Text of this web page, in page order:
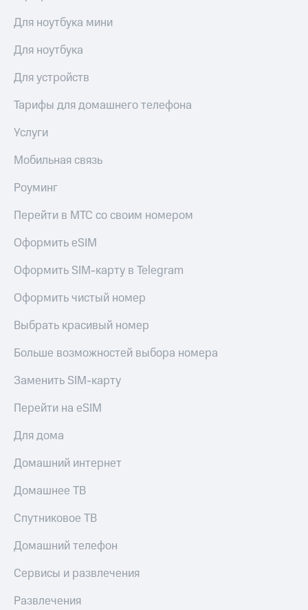
Для ноутбука мини
Для ноутбука
Для устройств
Тарифы для домашнего телефона
Услуги
Мобильная связь
Роуминг
Перейти в МТС со своим номером
Оформить eSIM
Оформить SIM-карту в Telegram
Оформить чистый номер
Выбрать красивый номер
Больше возможностей выбора номера
Заменить SIM-карту
Перейти на eSIM
Для дома
Домашний интернет
Домашнее ТВ
Спутниковое ТВ
Домашний телефон
Сервисы и развлечения
Развлечения